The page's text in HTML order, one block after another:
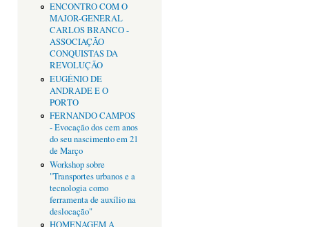
ENCONTRO COM O
MAJOR-GENERAL
CARLOS BRANCO -
ASSOCIAÇÃO
CONQUISTAS DA
REVOLUÇÃO
EUGÉNIO DE
ANDRADE E O
PORTO
FERNANDO CAMPOS
- Evocação dos cem anos
do seu nascimento em 21
de Março
Workshop sobre
"Transportes urbanos e a
tecnologia como
ferramenta de auxílio na
deslocação"